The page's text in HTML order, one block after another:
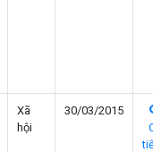
Xã
hội
30/03/2015